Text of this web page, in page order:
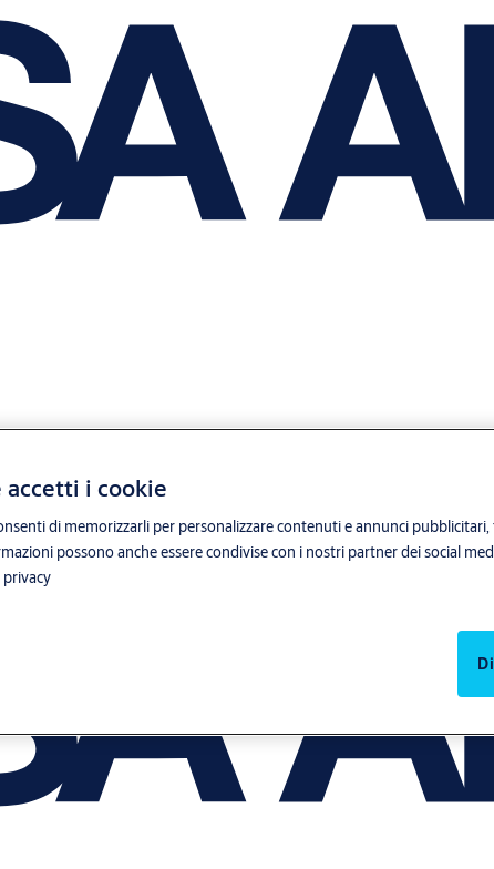
accetti i cookie
di memorizzarli per personalizzare contenuti e annunci
possono anche essere condivise con i nostri partner dei social
privacy